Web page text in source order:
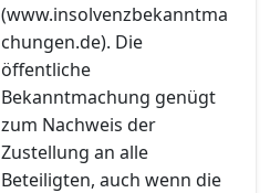
(www.insolvenzbekanntma
chungen.de). Die
öffentliche
Bekanntmachung genügt
zum Nachweis der
Zustellung an alle
Beteiligten, auch wenn die